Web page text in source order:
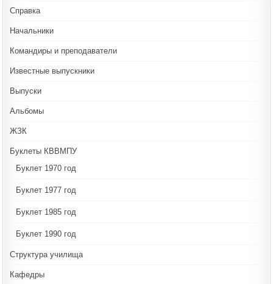
Справка
Начальники
Командиры и преподаватели
Известные выпускники
Выпуски
Альбомы
ЖЗК
Буклеты КВВМПУ
Буклет 1970 год
Буклет 1977 год
Буклет 1985 год
Буклет 1990 год
Структура училища
Кафедры